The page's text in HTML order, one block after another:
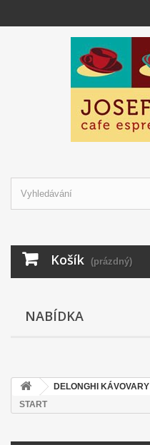
Košík (prázdný)
NABÍDKA
DELONGHI KÁVOVARY
START